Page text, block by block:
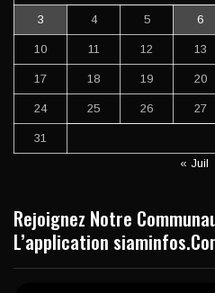
3 4 5 6
10 11 12 13
17 18 19 20
24 25 26 27
31
« Juil
Rejoignez Notre
L’application